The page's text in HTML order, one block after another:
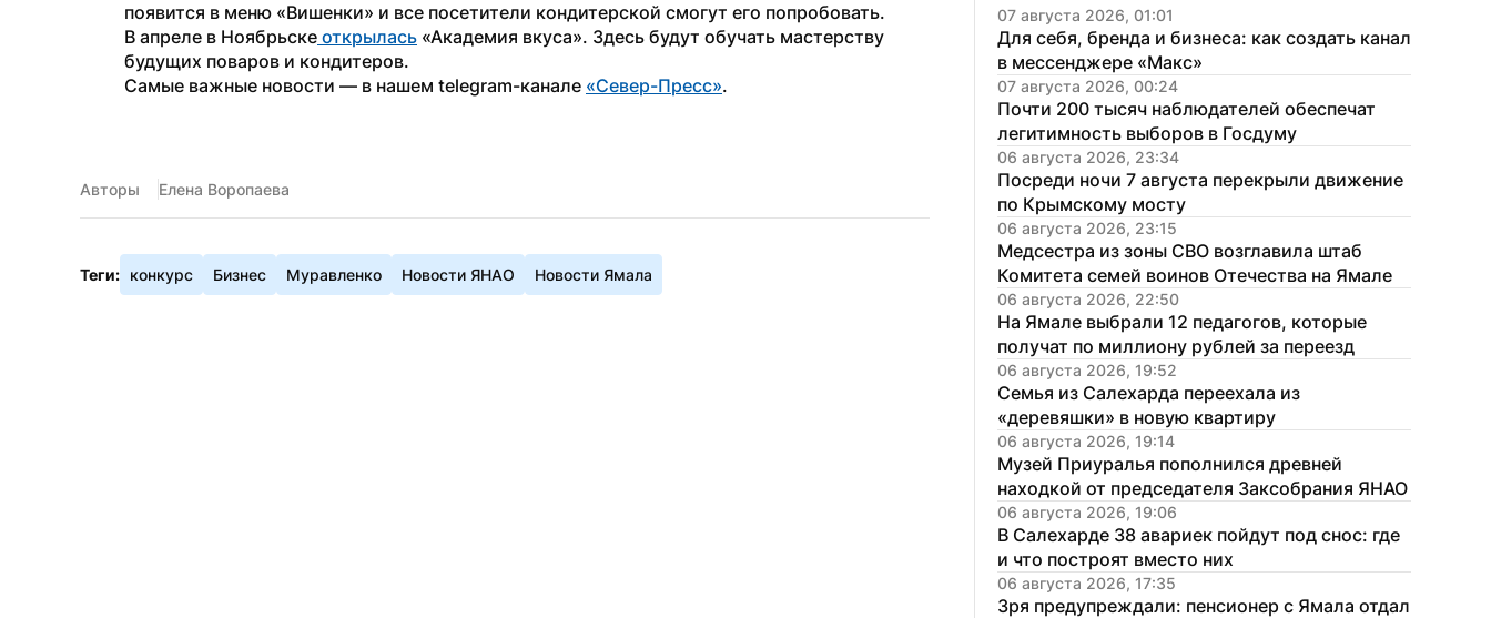
появится в меню «Вишенки» и все посетители кондитерской смогут его попробовать.
В апреле в Ноябрьске открылась «Академия вкуса». Здесь будут обучать мастерству
будущих поваров и кондитеров.
Самые важные новости — в нашем telegram-канале «Север-Пресс».
Авторы Елена Воропаева
Теги: конкурс Бизнес Муравленко Новости ЯНАО Новости Ямала
07 августа 2026, 01:01
Для себя, бренда и бизнеса: как создать канал
в мессенджере «Макс»
07 августа 2026, 00:24
Почти 200 тысяч наблюдателей обеспечат
легитимность выборов в Госдуму
06 августа 2026, 23:34
Посреди ночи 7 августа перекрыли движение
по Крымскому мосту
06 августа 2026, 23:15
Медсестра из зоны СВО возглавила штаб
Комитета семей воинов Отечества на Ямале
06 августа 2026, 22:50
На Ямале выбрали 12 педагогов, которые
получат по миллиону рублей за переезд
06 августа 2026, 19:52
Семья из Салехарда переехала из
«деревяшки» в новую квартиру
06 августа 2026, 19:14
Музей Приуралья пополнился древней
находкой от председателя Заксобрания ЯНАО
06 августа 2026, 19:06
В Салехарде 38 авариек пойдут под снос: где
и что построят вместо них
06 августа 2026, 17:35
Зря предупреждали: пенсионер с Ямала отдал